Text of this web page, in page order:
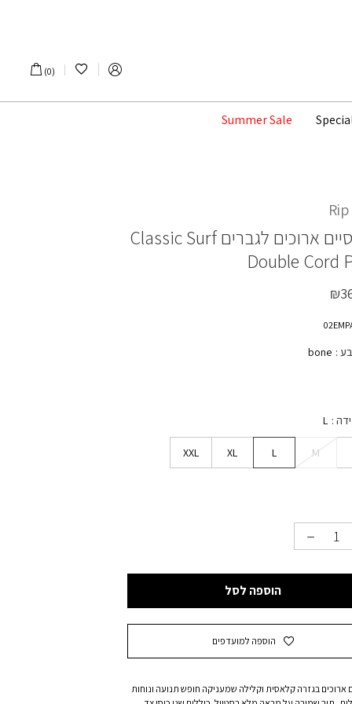
הרשימה שלי
0
Summer Sale
ארוכים לגבריםClassic Surf
Double Cord
₪
bone
L
M
L
XL
XXL
הוספה לסל
הוספה למועדפים
ארוכים בגזרה קלאסית וקלילה שמעניקה חופש תנועה ונוחות